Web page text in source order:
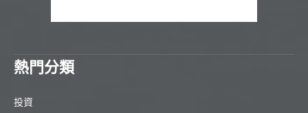
熱門分類
投資